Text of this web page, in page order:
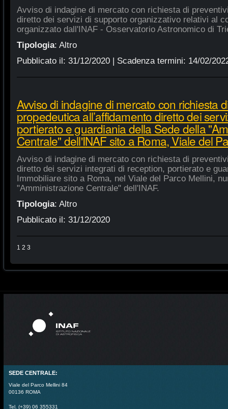
Avviso di indagine di mercato con richiesta di
diretto dei servizi di supporto organizzativo relativi al
organizzato dall'INAF - Osservatorio Astronomico di
Tipologia: Altro
Pubblicato il: 31/12/2020| Scadenza termini: 14/02/
Avviso di indagine di mercato con richiesta
propedeutica all’affidamento diretto dei
portierato e guardiania della Sede della
Centrale" dell'INAF sito a Roma, Viale del
Avviso di indagine di mercato con richiesta di
diretto dei servizi integrati di reception, portierato e
Immobiliare sito a Roma, nel Viale del Parco Mellini,
"Amministrazione Centrale" dell'INAF.
Tipologia: Altro
Pubblicato il: 31/12/2020
1 2 3
SEDE CENTRALE:
Viale del Parco Mellini 84
00136 ROMA
Tel. (+39) 06 355331